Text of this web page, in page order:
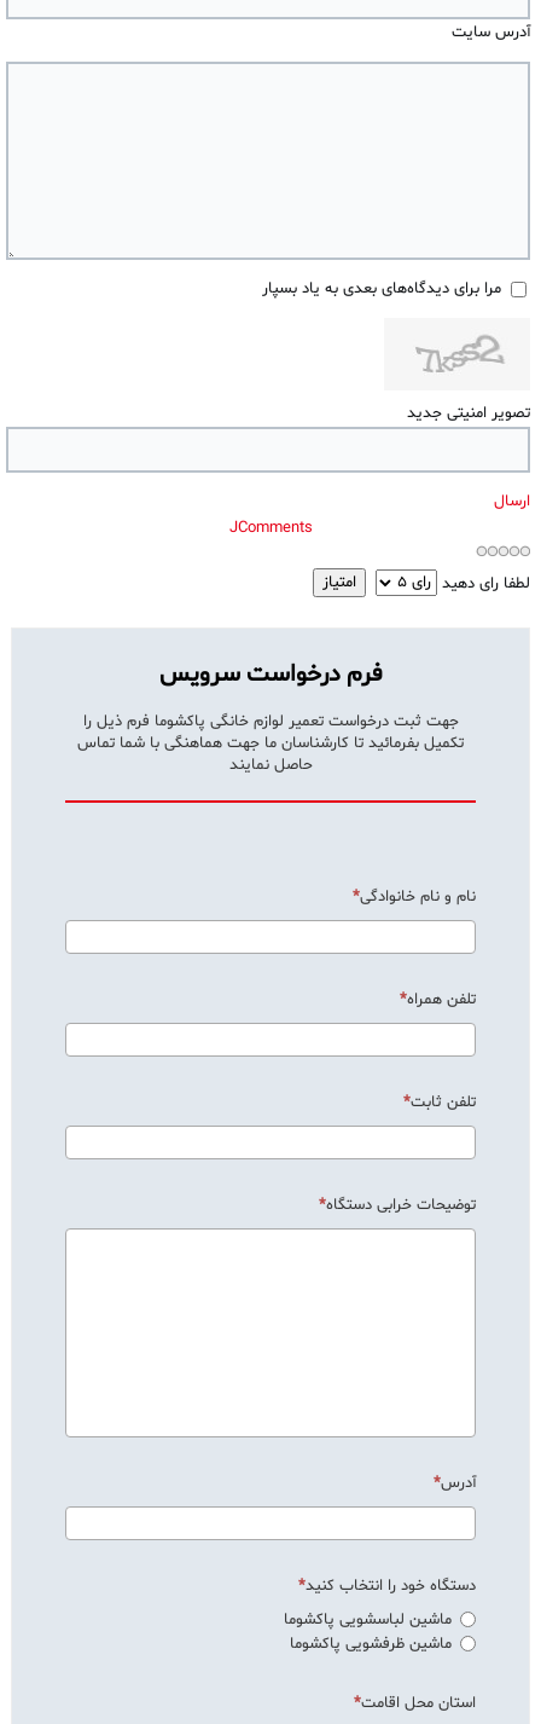
آدرس سایت
مرا برای دیدگاه‌های بعدی به یاد بسپار
تصویر امنیتی جدید
ارسال
JComments
لطفا رای دهید
فرم درخواست سرویس
جهت ثبت درخواست تعمیر لوازم خانگی پاکشوما فرم ذیل را
تکمیل بفرمائید تا کارشناسان ما جهت هماهنگی با شما تماس
حاصل نمایند
نام و نام خانوادگی
تلفن همراه
تلفن ثابت
توضیحات خرابی دستگاه
آدرس
دستگاه خود را انتخاب کنید
ماشین لباسشویی پاکشوما
ماشین ظرفشویی پاکشوما
استان محل اقامت